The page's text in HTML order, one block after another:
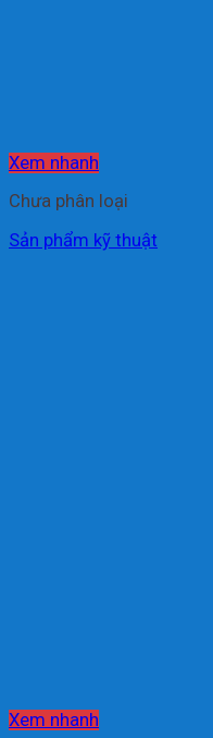
Xem nhanh
Chưa phân loại
Sản phẩm kỹ thuật
Xem nhanh